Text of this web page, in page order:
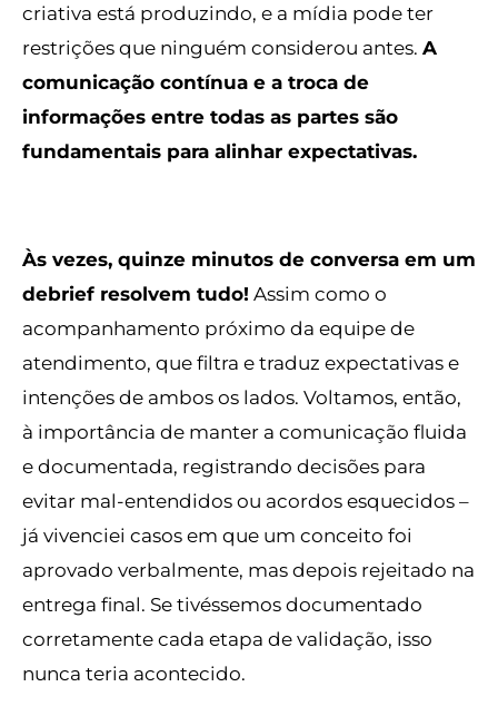
criativa está produzindo, e a mídia pode ter
restrições que ninguém considerou antes. A
comunicação contínua e a troca de
informações entre todas as partes são
fundamentais para alinhar expectativas.
Às vezes, quinze minutos de conversa em um
debrief resolvem tudo! Assim como o
acompanhamento próximo da equipe de
atendimento, que filtra e traduz expectativas e
intenções de ambos os lados. Voltamos, então,
à importância de manter a comunicação fluida
e documentada, registrando decisões para
evitar mal-entendidos ou acordos esquecidos –
já vivenciei casos em que um conceito foi
aprovado verbalmente, mas depois rejeitado na
entrega final. Se tivéssemos documentado
corretamente cada etapa de validação, isso
nunca teria acontecido.